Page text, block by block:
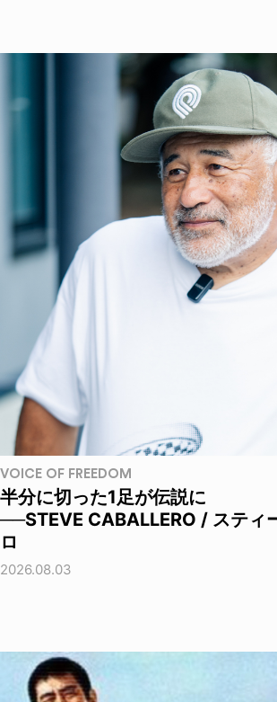
VOICE OF FREEDOM
半分に切った1足が伝説に
──STEVE CABALLERO / スティ
ロ
2026.08.03